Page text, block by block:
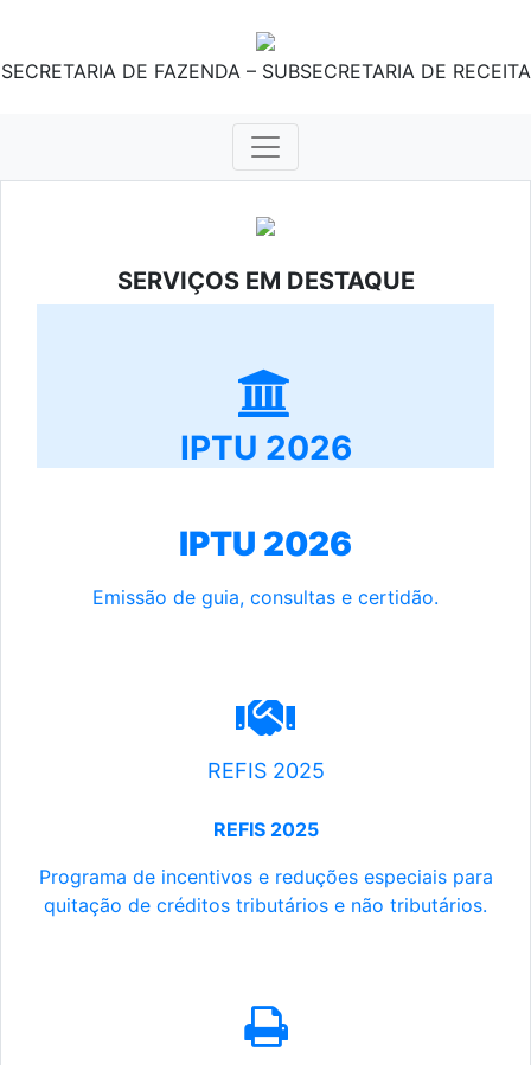
SECRETARIA DE FAZENDA – SUBSECRETARIA DE RECEITA
SERVIÇOS EM DESTAQUE
IPTU 2026
IPTU 2026
Emissão de guia, consultas e certidão.
REFIS 2025
REFIS 2025
Programa de incentivos e reduções especiais para
quitação de créditos tributários e não tributários.